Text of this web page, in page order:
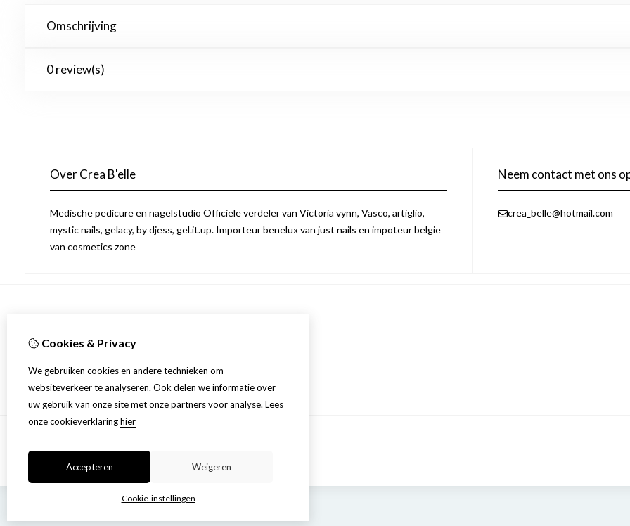
Omschrijving
0 review(s)
Over Crea B'elle
Medische pedicure en nagelstudio Officiële verdeler van Victoria vynn, Vasco, artiglio,
mystic nails, gelacy, by djess, gel.it.up. Importeur benelux van just nails en impoteur belgie
van cosmetics zone
Neem contact met ons
crea_belle@hotmail.com
Over ons
Algemene voorwaarden
Cookies & Privacy
We gebruiken cookies en andere technieken om
websiteverkeer te analyseren. Ook delen we informatie over
uw gebruik van onze site met onze partners voor analyse. Lees
onze cookieverklaringhier
Accepteren Weigeren
Cookie-instellingen